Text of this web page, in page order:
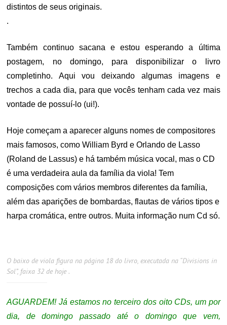
distintos de seus originais.
.
Também continuo sacana e estou esperando a última
postagem, no domingo, para disponibilizar o livro
completinho. Aqui vou deixando algumas imagens e
trechos a cada dia, para que vocês tenham cada vez mais
vontade de possuí-lo (ui!).
Hoje começam a aparecer alguns nomes de compositores
mais famosos, como William Byrd e Orlando de Lasso
(Roland de Lassus) e há também música vocal, mas o CD
é uma verdadeira aula da família da viola! Tem
composições com vários membros diferentes da família,
além das aparições de bombardas, flautas de vários tipos e
harpa cromática, entre outros. Muita informação num Cd só.
O baixo de viola figura na página 18 do livro, executada na “Divisions in
Sol”, faixa 32 de hoje .
AGUARDEM! Já estamos no terceiro dos oito CDs, um por
dia, de domingo passado até o domingo que vem,